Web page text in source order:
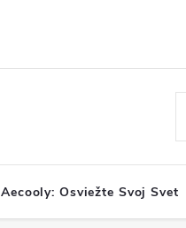
Aecooly: Osviežte Svoj Svet